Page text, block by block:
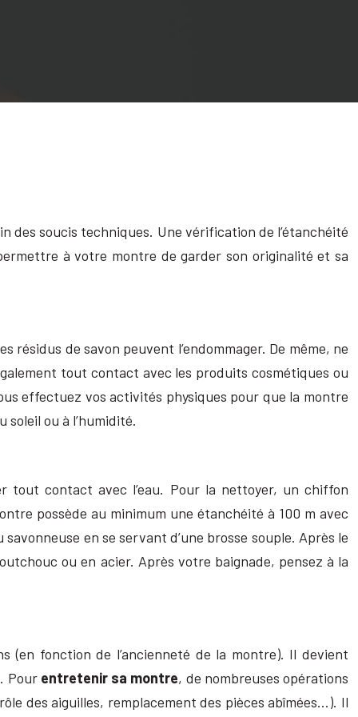
des soucis techniques. Une vérification de l’étanchéité
à votre montre de garder son originalité et sa
de savon peuvent l’endommager. De même, ne
tout contact avec les produits cosmétiques ou
effectuez vos activités physiques pour que la montre
ou à l’humidité.
tout contact avec l’eau. Pour la nettoyer, un chiffon
possède au minimum une étanchéité à 100 m avec
en se servant d’une brosse souple. Après le
ou en acier. Après votre baignade, pensez à la
(en fonction de l’ancienneté de la montre). Il devient
Pour entretenir sa montre, de nombreuses opérations
des aiguilles, remplacement des pièces abîmées…). Il